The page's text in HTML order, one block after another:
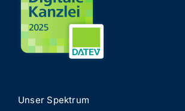
Unser Spek­trum